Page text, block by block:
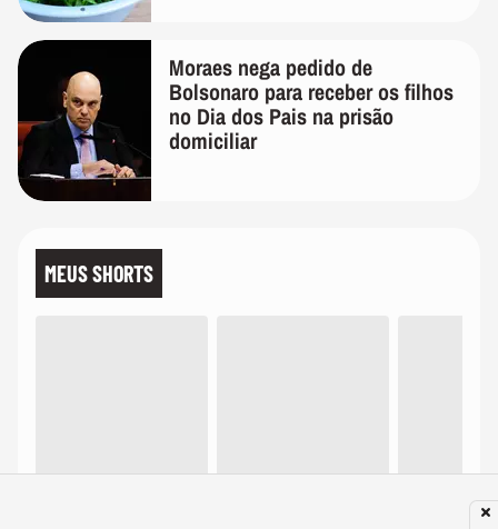
Moraes nega pedido de
Bolsonaro para receber os filhos
no Dia dos Pais na prisão
domiciliar
MEUS SHORTS